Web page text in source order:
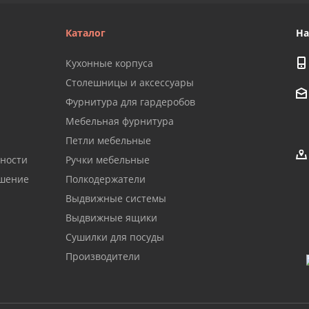
Каталог
Кухонные корпуса
Столешницы и аксессуары
Фурнитура для гардеробов
Мебельная фурнитура
Петли мебельные
Ручки мебельные
Полкодержатели
Выдвижные системы
Выдвижные ящики
Сушилки для посуды
Производители